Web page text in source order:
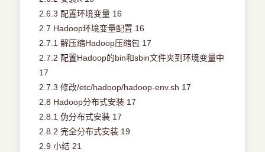
2.6.3 配置环境变量 16
2.7 Hadoop环境变量配置 16
2.7.1 解压缩Hadoop压缩包 17
2.7.2 配置Hadoop的bin和sbin文件夹到环境变量中
17
2.7.3 修改/etc/hadoop/hadoop-env.sh 17
2.8 Hadoop分布式安装 17
2.8.1 伪分布式安装 17
2.8.2 完全分布式安装 19
2.9 小结 21